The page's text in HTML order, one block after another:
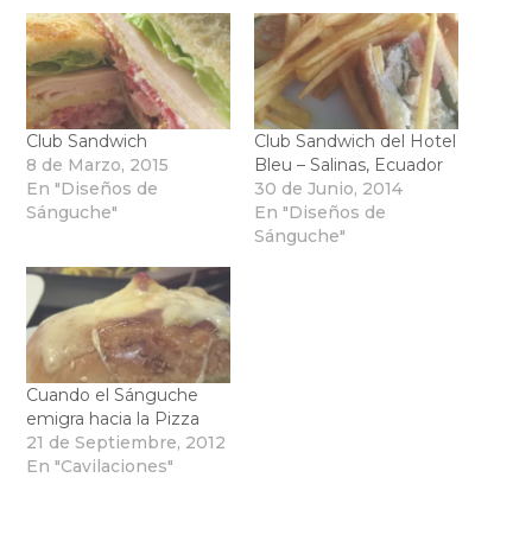
Club Sandwich
8 de Marzo, 2015
En "Diseños de
Sánguche"
Club Sandwich del Hotel
Bleu – Salinas, Ecuador
30 de Junio, 2014
En "Diseños de
Sánguche"
Cuando el Sánguche
emigra hacia la Pizza
21 de Septiembre, 2012
En "Cavilaciones"